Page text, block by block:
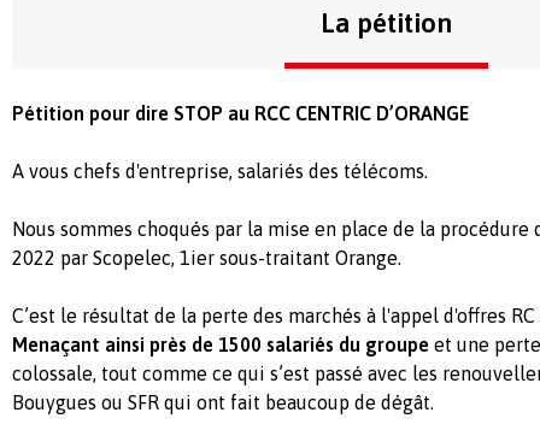
La pétition
Pétition pour dire STOP au RCC CENTRIC D’ORANGE
A vous chefs d'entreprise, salariés des télécoms.
Nous sommes choqués par la mise en place de la procédure
2022 par Scopelec, 1ier sous-traitant Orange.
C’est le résultat de la perte des marchés à l'appel d'offres
Menaçant ainsi près de 1500 salariés du groupe et une
colossale, tout comme ce qui s’est passé avec les
Bouygues ou SFR qui ont fait beaucoup de dégât.